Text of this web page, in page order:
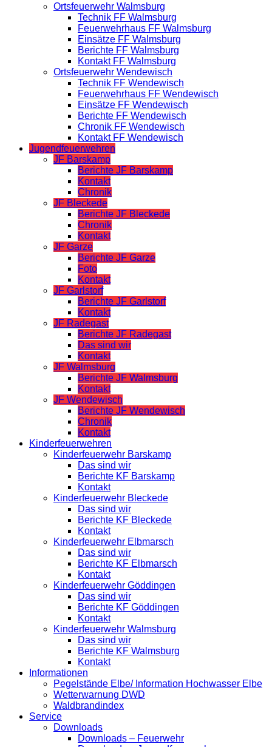
Ortsfeuerwehr Walmsburg
Technik FF Walmsburg
Feuerwehrhaus FF Walmsburg
Einsätze FF Walmsburg
Berichte FF Walmsburg
Kontakt FF Walmsburg
Ortsfeuerwehr Wendewisch
Technik FF Wendewisch
Feuerwehrhaus FF Wendewisch
Einsätze FF Wendewisch
Berichte FF Wendewisch
Chronik FF Wendewisch
Kontakt FF Wendewisch
Jugendfeuerwehren
JF Barskamp
Berichte JF Barskamp
Kontakt
Chronik
JF Bleckede
Berichte JF Bleckede
Chronik
Kontakt
JF Garze
Berichte JF Garze
Foto
Kontakt
JF Garlstorf
Berichte JF Garlstorf
Kontakt
JF Radegast
Berichte JF Radegast
Das sind wir
Kontakt
JF Walmsburg
Berichte JF Walmsburg
Kontakt
JF Wendewisch
Berichte JF Wendewisch
Chronik
Kontakt
Kinderfeuerwehren
Kinderfeuerwehr Barskamp
Das sind wir
Berichte KF Barskamp
Kontakt
Kinderfeuerwehr Bleckede
Das sind wir
Berichte KF Bleckede
Kontakt
Kinderfeuerwehr Elbmarsch
Das sind wir
Berichte KF Elbmarsch
Kontakt
Kinderfeuerwehr Göddingen
Das sind wir
Berichte KF Göddingen
Kontakt
Kinderfeuerwehr Walmsburg
Das sind wir
Berichte KF Walmsburg
Kontakt
Informationen
Pegelstände Elbe/ Information Hochwasser Elbe
Wetterwarnung DWD
Waldbrandindex
Service
Downloads
Downloads – Feuerwehr